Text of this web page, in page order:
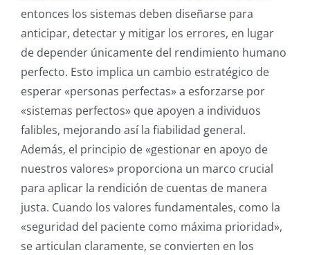
entonces los sistemas deben diseñarse para
anticipar, detectar y mitigar los errores, en lugar
de depender únicamente del rendimiento humano
perfecto. Esto implica un cambio estratégico de
esperar «personas perfectas» a esforzarse por
«sistemas perfectos» que apoyen a individuos
falibles, mejorando así la fiabilidad general.
Además, el principio de «gestionar en apoyo de
nuestros valores» proporciona un marco crucial
para aplicar la rendición de cuentas de manera
justa. Cuando los valores fundamentales, como la
«seguridad del paciente como máxima prioridad»,
se articulan claramente, se convierten en los